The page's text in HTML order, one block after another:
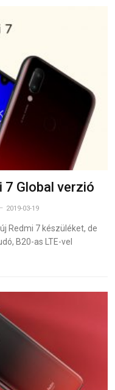
7 Global verzió
2019-03-19
Redmi 7 készüléket, de
B20-as LTE-vel